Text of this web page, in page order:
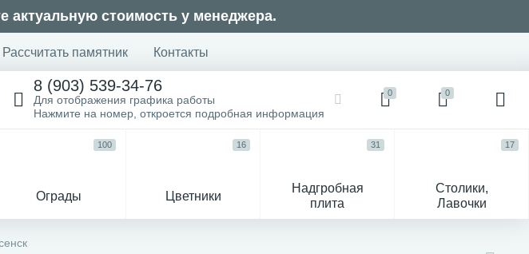
актуальную стоимость у менеджера.
Рассчитать памятник Контакты
8 (903) 539-34-76
Для отображения графика работы
Нажмите на номер, откроется подробная информация
0 0
Ограды
100
Цветники
16
Надгробная
плита
31
Столики,
Лавочки
17